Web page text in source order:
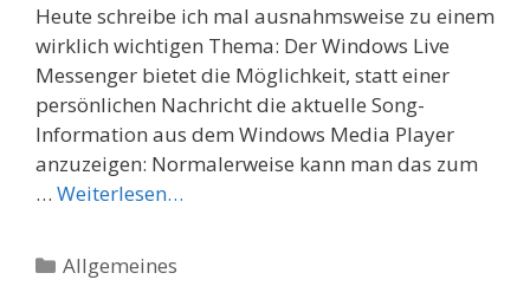
Heute schreibe ich mal ausnahmsweise zu einem
wirklich wichtigen Thema: Der Windows Live
Messenger bietet die Möglichkeit, statt einer
persönlichen Nachricht die aktuelle Song-
Information aus dem Windows Media Player
anzuzeigen: Normalerweise kann man das zum
… Weiterlesen…
Categories
Allgemeines